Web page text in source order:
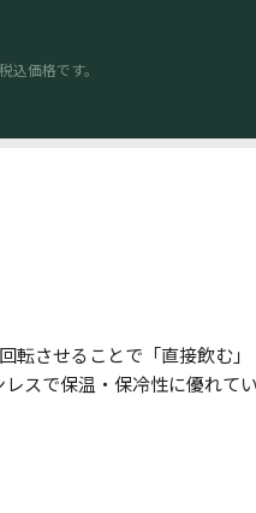
込価格です。
させることで「直接飲む
スで保温・保冷性に優れてい